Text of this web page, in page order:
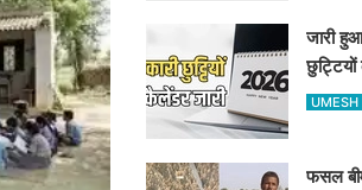
जारी
कई बार
UMESH
फसल